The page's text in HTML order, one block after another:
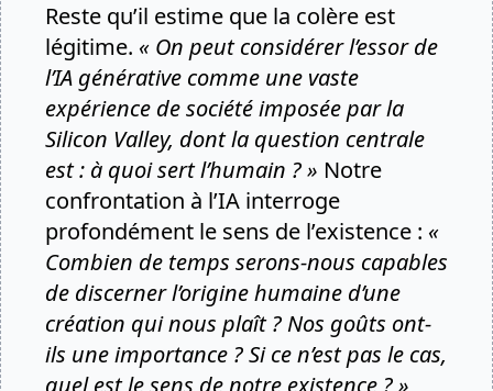
Reste qu’il estime que la colère est
légitime. « On peut considérer l’essor de
l’IA générative comme une vaste
expérience de société imposée par la
Silicon Valley, dont la question centrale
est : à quoi sert l’humain ? » Notre
confrontation à l’IA interroge
profondément le sens de l’existence : «
Combien de temps serons-nous capables
de discerner l’origine humaine d’une
création qui nous plaît ? Nos goûts ont-
ils une importance ? Si ce n’est pas le cas,
quel est le sens de notre existence ? »